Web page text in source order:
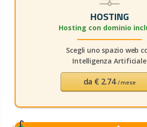
HOSTING
Hosting con dominio
Scegli uno spazio web
Intelligenza Artificiale
da € 2.74 / mese